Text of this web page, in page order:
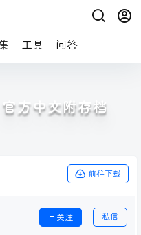
工具 问答
方中文附存档
前往下载
关注 私信